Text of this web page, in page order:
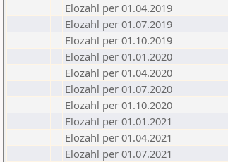
Elozahl per 01.04.2019
Elozahl per 01.07.2019
Elozahl per 01.10.2019
Elozahl per 01.01.2020
Elozahl per 01.04.2020
Elozahl per 01.07.2020
Elozahl per 01.10.2020
Elozahl per 01.01.2021
Elozahl per 01.04.2021
Elozahl per 01.07.2021